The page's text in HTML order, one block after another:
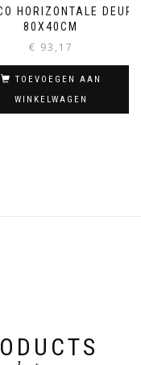
HORIZONTALE DEUR
80X40CM
€ 93,17
TOEVOEGEN AAN
WINKELWAGEN